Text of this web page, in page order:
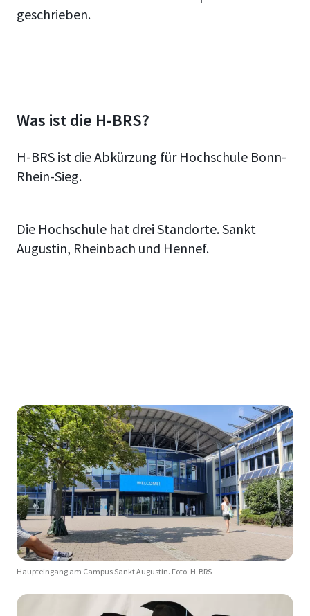
geschrieben.
Was ist die H-BRS?
H-BRS ist die Abkürzung für Hochschule Bonn-
Rhein-Sieg.
Die Hochschule hat drei Standorte. Sankt
Augustin, Rheinbach und Hennef.
Haupteingang am Campus Sankt Augustin. Foto: H-BRS